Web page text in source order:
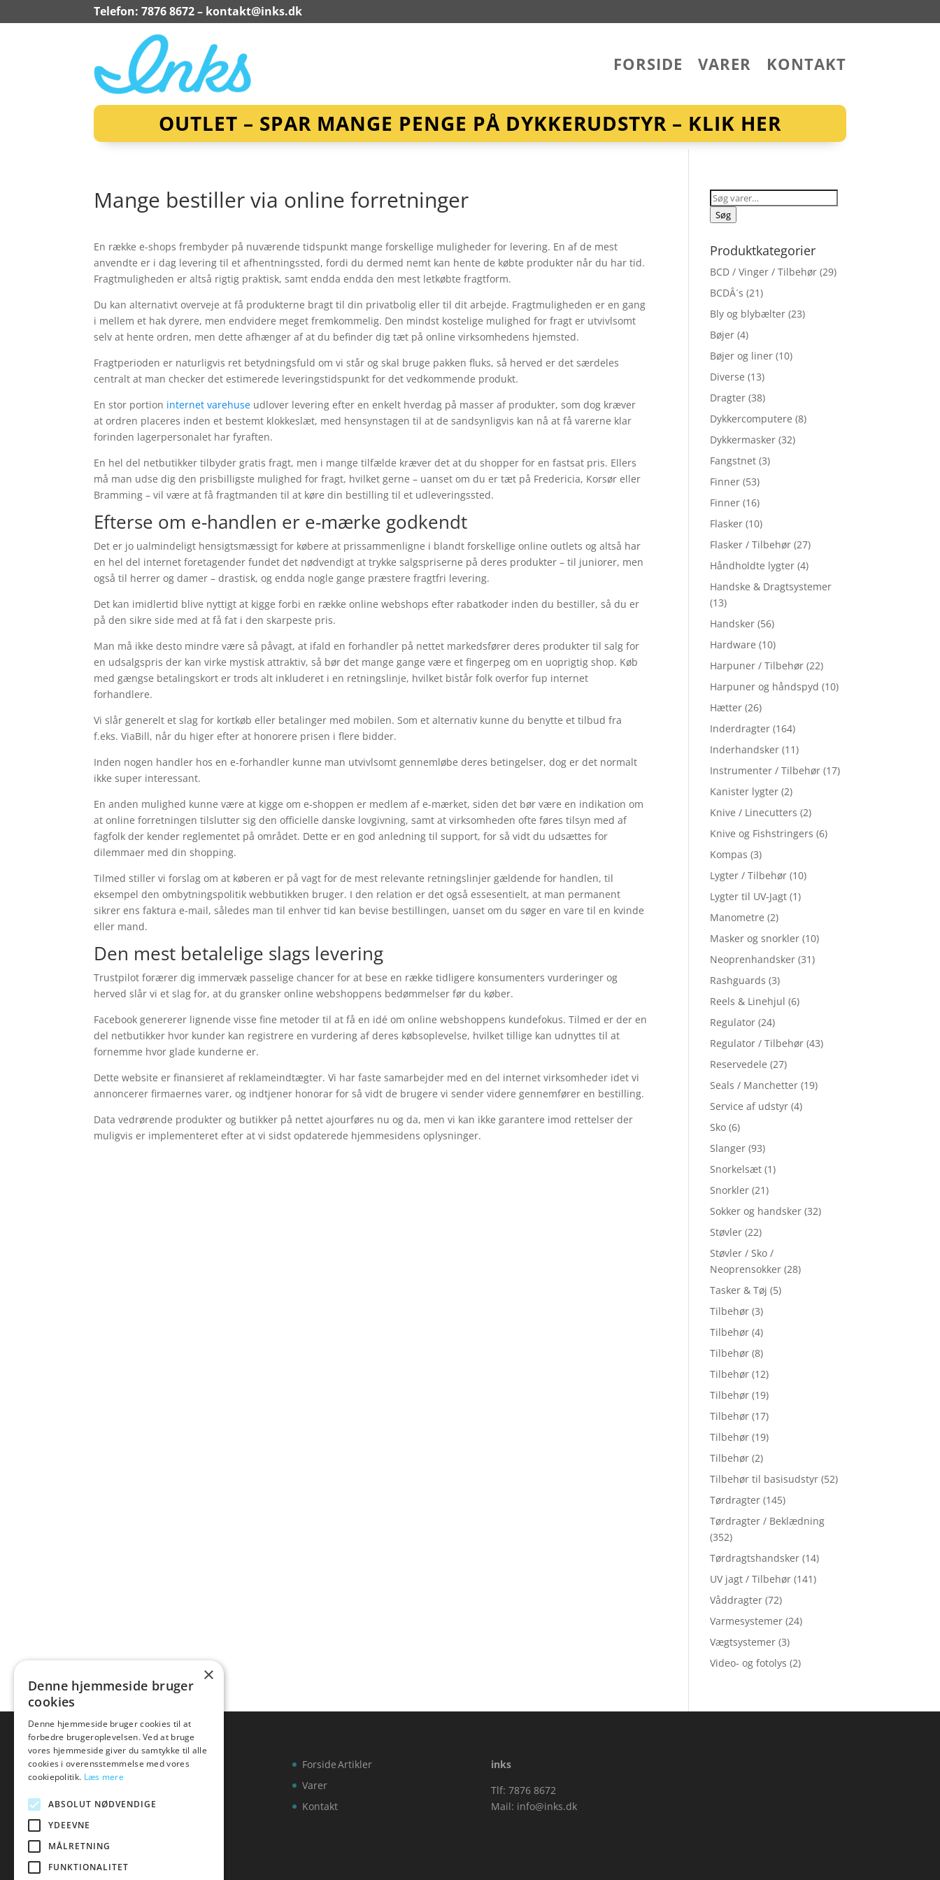
Telefon: 7876 8672 – kontakt@inks.dk
FORSIDE VARER KONTAKT
OUTLET – SPAR MANGE PENGE PÅ DYKKERUDSTYR – KLIK HER
Mange bestiller via online forretninger
En række e-shops frembyder på nuværende tidspunkt mange forskellige muligheder for levering. En af de mest
anvendte er i dag levering til et afhentningssted, fordi du dermed nemt kan hente de købte produkter når du har tid.
Fragtmuligheden er altså rigtig praktisk, samt endda endda den mest letkøbte fragtform.
Du kan alternativt overveje at få produkterne bragt til din privatbolig eller til dit arbejde. Fragtmuligheden er en gang
i mellem et hak dyrere, men endvidere meget fremkommelig. Den mindst kostelige mulighed for fragt er utvivlsomt
selv at hente ordren, men dette afhænger af at du befinder dig tæt på online virksomhedens hjemsted.
Fragtperioden er naturligvis ret betydningsfuld om vi står og skal bruge pakken fluks, så herved er det særdeles
centralt at man checker det estimerede leveringstidspunkt for det vedkommende produkt.
En stor portion internet varehuse udlover levering efter en enkelt hverdag på masser af produkter, som dog kræver
at ordren placeres inden et bestemt klokkeslæt, med hensynstagen til at de sandsynligvis kan nå at få varerne klar
forinden lagerpersonalet har fyraften.
En hel del netbutikker tilbyder gratis fragt, men i mange tilfælde kræver det at du shopper for en fastsat pris. Ellers
må man udse dig den prisbilligste mulighed for fragt, hvilket gerne – uanset om du er tæt på Fredericia, Korsør eller
Bramming – vil være at få fragtmanden til at køre din bestilling til et udleveringssted.
Efterse om e-handlen er e-mærke godkendt
Det er jo ualmindeligt hensigtsmæssigt for købere at prissammenligne i blandt forskellige online outlets og altså har
en hel del internet foretagender fundet det nødvendigt at trykke salgspriserne på deres produkter – til juniorer, men
også til herrer og damer – drastisk, og endda nogle gange præstere fragtfri levering.
Det kan imidlertid blive nyttigt at kigge forbi en række online webshops efter rabatkoder inden du bestiller, så du er
på den sikre side med at få fat i den skarpeste pris.
Man må ikke desto mindre være så påvagt, at ifald en forhandler på nettet markedsfører deres produkter til salg for
en udsalgspris der kan virke mystisk attraktiv, så bør det mange gange være et fingerpeg om en uoprigtig shop. Køb
med gængse betalingskort er trods alt inkluderet i en retningslinje, hvilket bistår folk overfor fup internet
forhandlere.
Vi slår generelt et slag for kortkøb eller betalinger med mobilen. Som et alternativ kunne du benytte et tilbud fra
f.eks. ViaBill, når du higer efter at honorere prisen i flere bidder.
Inden nogen handler hos en e-forhandler kunne man utvivlsomt gennemløbe deres betingelser, dog er det normalt
ikke super interessant.
En anden mulighed kunne være at kigge om e-shoppen er medlem af e-mærket, siden det bør være en indikation om
at online forretningen tilslutter sig den officielle danske lovgivning, samt at virksomheden ofte føres tilsyn med af
fagfolk der kender reglementet på området. Dette er en god anledning til support, for så vidt du udsættes for
dilemmaer med din shopping.
Tilmed stiller vi forslag om at køberen er på vagt for de mest relevante retningslinjer gældende for handlen, til
eksempel den ombytningspolitik webbutikken bruger. I den relation er det også essesentielt, at man permanent
sikrer ens faktura e-mail, således man til enhver tid kan bevise bestillingen, uanset om du søger en vare til en kvinde
eller mand.
Den mest betalelige slags levering
Trustpilot forærer dig immervæk passelige chancer for at bese en række tidligere konsumenters vurderinger og
herved slår vi et slag for, at du gransker online webshoppens bedømmelser før du køber.
Facebook genererer lignende visse fine metoder til at få en idé om online webshoppens kundefokus. Tilmed er der en
del netbutikker hvor kunder kan registrere en vurdering af deres købsoplevelse, hvilket tillige kan udnyttes til at
fornemme hvor glade kunderne er.
Dette website er finansieret af reklameindtægter. Vi har faste samarbejder med en del internet virksomheder idet vi
annoncerer firmaernes varer, og indtjener honorar for så vidt de brugere vi sender videre gennemfører en bestilling.
Data vedrørende produkter og butikker på nettet ajourføres nu og da, men vi kan ikke garantere imod rettelser der
muligvis er implementeret efter at vi sidst opdaterede hjemmesidens oplysninger.
Søg
efter:
Søg
Produktkategorier
BCD / Vinger / Tilbehør (29)
BCDÂ´s (21)
Bly og blybælter (23)
Bøjer (4)
Bøjer og liner (10)
Diverse (13)
Dragter (38)
Dykkercomputere (8)
Dykkermasker (32)
Fangstnet (3)
Finner (53)
Finner (16)
Flasker (10)
Flasker / Tilbehør (27)
Håndholdte lygter (4)
Handske & Dragtsystemer
(13)
Handsker (56)
Hardware (10)
Harpuner / Tilbehør (22)
Harpuner og håndspyd (10)
Hætter (26)
Inderdragter (164)
Inderhandsker (11)
Instrumenter / Tilbehør (17)
Kanister lygter (2)
Knive / Linecutters (2)
Knive og Fishstringers (6)
Kompas (3)
Lygter / Tilbehør (10)
Lygter til UV-Jagt (1)
Manometre (2)
Masker og snorkler (10)
Neoprenhandsker (31)
Rashguards (3)
Reels & Linehjul (6)
Regulator (24)
Regulator / Tilbehør (43)
Reservedele (27)
Seals / Manchetter (19)
Service af udstyr (4)
Sko (6)
Slanger (93)
Snorkelsæt (1)
Snorkler (21)
Sokker og handsker (32)
Støvler (22)
Støvler / Sko /
Neoprensokker (28)
Tasker & Tøj (5)
Tilbehør (3)
Tilbehør (4)
Tilbehør (8)
Tilbehør (12)
Tilbehør (19)
Tilbehør (17)
Tilbehør (19)
Tilbehør (2)
Tilbehør til basisudstyr (52)
Tørdragter (145)
Tørdragter / Beklædning
(352)
Tørdragtshandsker (14)
UV jagt / Tilbehør (141)
Våddragter (72)
Varmesystemer (24)
Vægtsystemer (3)
Video- og fotolys (2)
Forside
Varer
Kontakt
Artikler
inks
Tlf: 7876 8672
Mail: info@inks.dk
×
Denne hjemmeside bruger
cookies
Denne hjemmeside bruger cookies til at
forbedre brugeroplevelsen. Ved at bruge
vores hjemmeside giver du samtykke til alle
cookies i overensstemmelse med vores
cookiepolitik. Læs mere
ABSOLUT NØDVENDIGE
YDEEVNE
MÅLRETNING
FUNKTIONALITET